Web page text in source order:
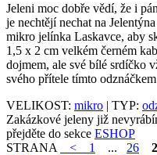
Jeleni moc dobře vědí, že i
je nechtějí nechat na
mikro jelínka Laskavce, aby
1,5 x 2 cm velkém černém
dojmem, ale své bílé srdíčko
svého přítele tímto
VELIKOST: mikro | TYP:
Zakázkové jeleny již
přejděte do sekce ESHOP
STRANA
< 1 ... 26